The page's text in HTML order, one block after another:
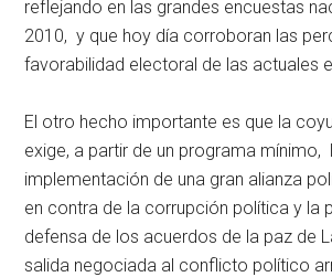
reflejando en las grandes encuestas
2010, y que hoy día corroboran las
favorabilidad electoral de las actuales
El otro hecho importante es que la
exige, a partir de un programa mínimo,
implementación de una gran alianza
en contra de la corrupción política y la
defensa de los acuerdos de la paz de
salida negociada al conflicto político